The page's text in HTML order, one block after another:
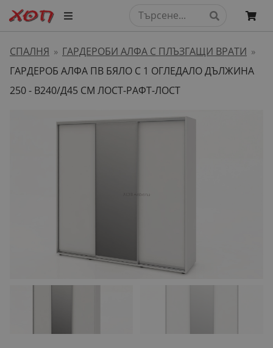
СПАЛНЯ » ГАРДЕРОБИ АЛФА С ПЛЪЗГАЩИ ВРАТИ »
ГАРДЕРОБ АЛФА ПВ БЯЛО С 1 ОГЛЕДАЛО ДЪЛЖИНА
250 - В240/Д45 СМ ЛОСТ-РАФТ-ЛОСТ